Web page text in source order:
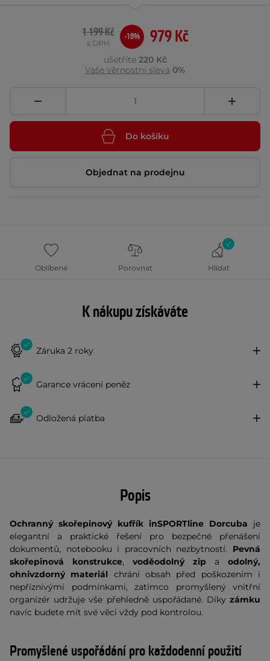
979 Kč
1 199 Kč
s DPH
-18%
ušetříte 220 Kč
Vaše věrnostní sleva 0%
Do košíku
Objednat na prodejnu
Oblíbené Porovnat Hlídat
K nákupu získáváte
Záruka 2 roky
Garance vrácení peněz
Odložená platba
Popis
Ochranný skořepinový kufřík inSPORTline Dorcuba je
elegantní a praktické řešení pro bezpečné přenášení
dokumentů, notebooku i pracovních nezbytností. Pevná
skořepinová konstrukce, voděodolný zip a odolný,
ohnivzdorný materiál chrání obsah před poškozením i
nepříznivými podmínkami, zatímco promyšlený vnitřní
organizér udržuje vše přehledně uspořádané. Díky zámku
navíc budete mít své věci vždy pod kontrolou.
Promyšlené uspořádání pro každodenní použití